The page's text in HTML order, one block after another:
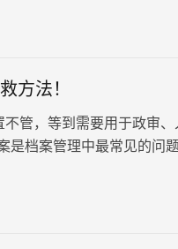
方法！
管，等到需要用于政审、
是档案管理中最常见的问